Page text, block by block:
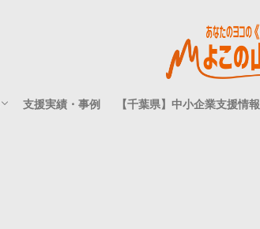
支援実績・事例 【千葉県】中小企業支援情報